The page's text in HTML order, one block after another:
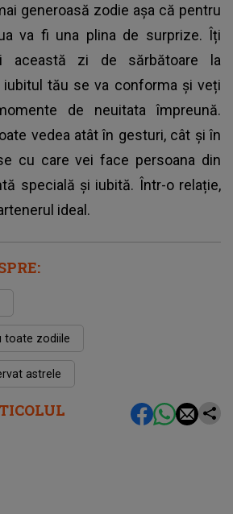
generoasă zodie așa că pentru
va fi una plina de surprize. Îți
această zi de sărbătoare la
iubitul tău se va conforma și veți
de neuitata împreună.
vedea atât în gesturi, cât și în
cu care vei face persoana din
specială și iubită. Într-o relație,
ideal.
toate zodiile
astrele